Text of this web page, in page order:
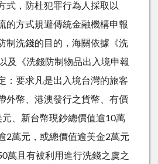
式，防杜犯罪行為人採取以
的方式規避傳統金融機構申報
制洗錢的目的，海關依據《洗
及《洗錢防制物品出入境申報
：要求凡是出入境台灣的旅客
外幣、港澳發行之貨幣、有價
、新台幣現鈔總價值逾10萬
2萬元，或總價值逾美金2萬元
萬且有被利用進行洗錢之虞之